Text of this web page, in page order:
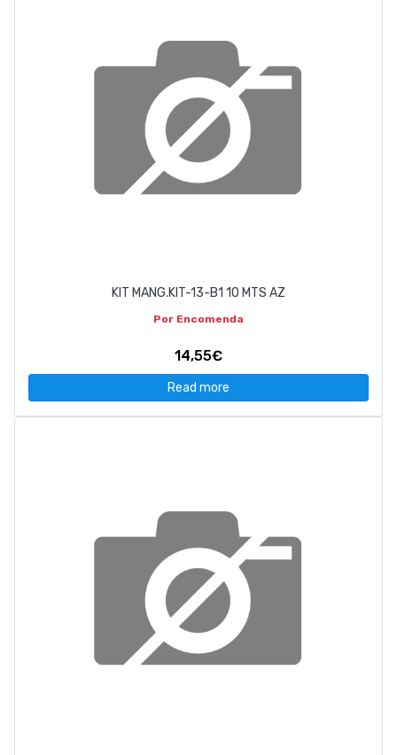
KIT MANG.KIT-13-B1 10 MTS AZ
Por Encomenda
14,55€
Read more